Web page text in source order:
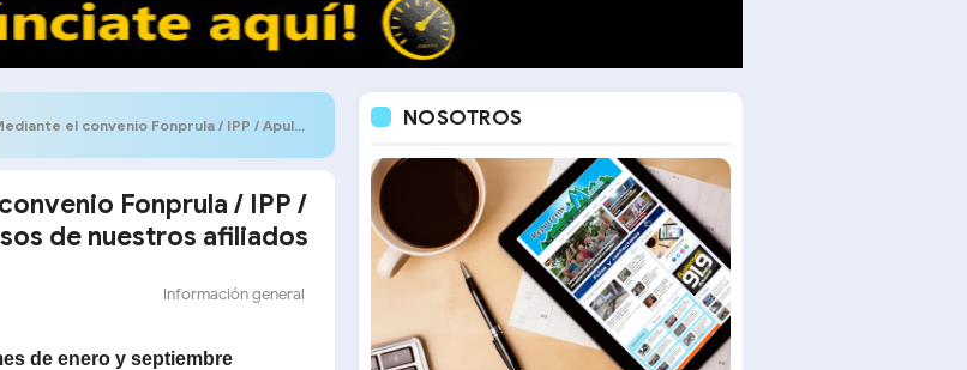
Fonprula / IPP / Apula se atendieron 3 mil 437 casos de nuestros afiliados
Fonprula / IPP /
de nuestros afiliados
Información general
de enero y septiembre
NOSOTROS